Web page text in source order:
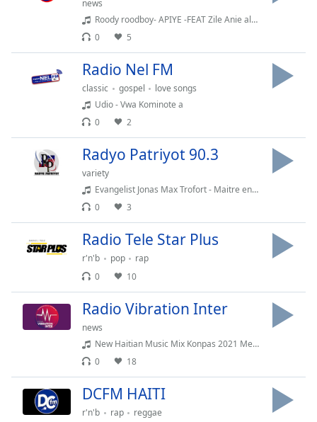
Color
Text
Background
Color
Opacity
Color
news
Roody roodboy- APIYE -FEAT Zile Anie alerte Lyrics et paroles apiye w sou mwen Chéri e ...(128k)
0
5
Radio Nel FM
classic gospel
love songs
Udio - Vwa Kominote a
0
2
Radyo Patriyot 90.3
variety
Evangelist Jonas Max Trofort - Maitre entends tu la tempete | une Narcelle en silence | adoration et priere | Ev Trofort
0
3
Radio Tele Star Plus
r'n'b pop
rap
0
10
Radio Vibration Inter
news
New Haitian Music Mix Konpas 2021 Meyè Nouvo Mizik Ayisyen An Kompas
0
18
DCFM HAITI
r'n'b rap
reggae